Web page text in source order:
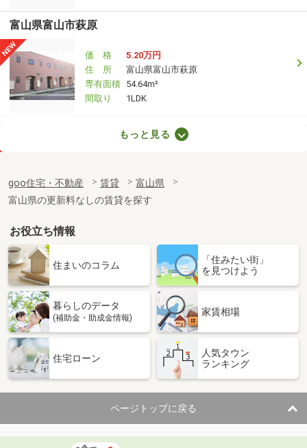
富山県富山市萩原
価 格
5.20万円
住 所
富山県富山市萩原
専有面積 54.64m²
間取り
1LDK
専有面積
56.42m²
間取り
2LDK
富山県高岡市野村
価 格
5.15万円
富山県高岡市野村
専有面積 56.42m²
間取り
富山県富山市太郎丸本町２丁目
住 所
富山県富山市太郎丸本町２丁目
専有面積 51.76m²
間取り
1LDK
富山県滑川市高月町
もっと見る
goo住宅・不動産 賃貸
富山県
富山県の更新料なしの賃貸を探す
お役立ち情報
住まいのコラム
「住みたい街」
を見つけよう
暮らしのデータ
(補助金・助成金情報)
家賃相場
住宅ローン
人気タウン
ランキング
ページトップに戻る